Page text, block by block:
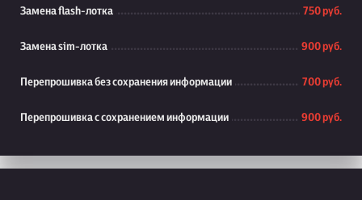
Замена flash-лотка 750 руб.
Замена sim-лотка 900 руб.
Перепрошивка без сохранения информации 700 руб.
Перепрошивка с сохранением информации 900 руб.